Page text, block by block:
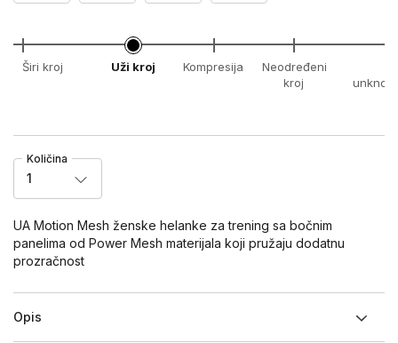
Širi kroj Uži kroj Kompresija
Neodređeni
kroj
Količina
1
UA Motion Mesh ženske helanke za trening sa bočnim
panelima od Power Mesh materijala koji pružaju dodatnu
prozračnost
Opis